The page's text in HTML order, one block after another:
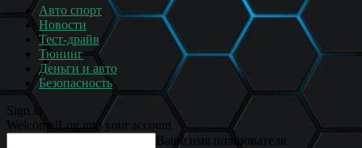
Авто спорт
Новости
Тест-драйв
Тюнинг
Деньги и авто
Безопасность
Sign in
Welcome! Log into your account
Ваше имя пользователя